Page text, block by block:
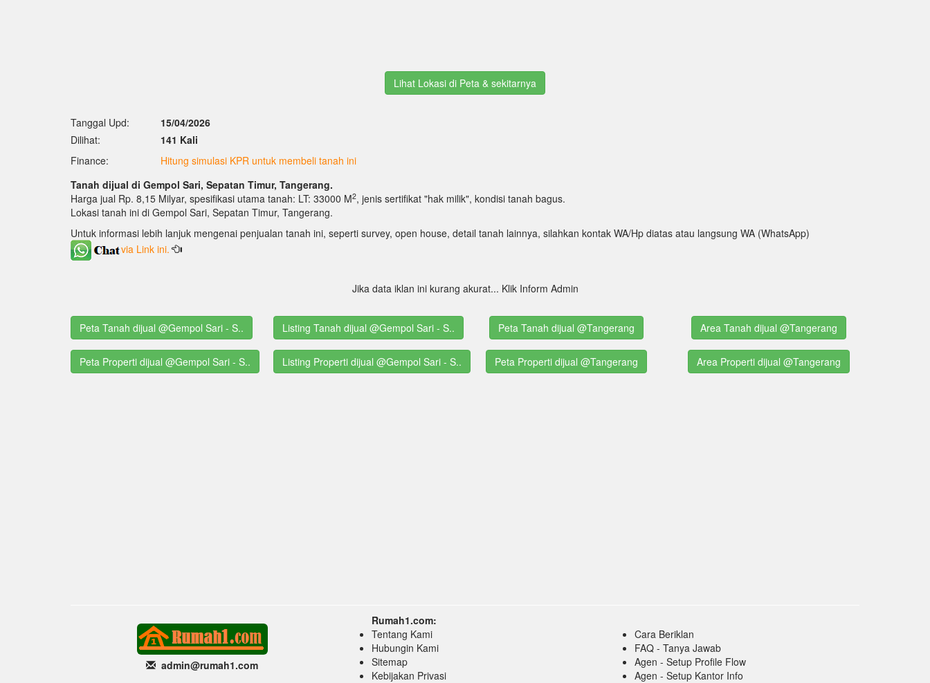
Lihat Lokasi di Peta & sekitarnya
Tanggal Upd:
15/04/2026
Dilihat:
141 Kali
Finance:
Hitung simulasi KPR untuk membeli tanah ini
Tanah dijual di Gempol Sari, Sepatan Timur, Tangerang.
Harga jual Rp. 8,15 Milyar, spesifikasi utama tanah: LT: 33000 M2, jenis sertifikat "hak milik", kondisi tanah bagus.
Lokasi tanah ini di Gempol Sari, Sepatan Timur, Tangerang.
Untuk informasi lebih lanjuk mengenai penjualan tanah ini, seperti survey, open house, detail tanah lainnya, silahkan kontak WA/Hp diatas atau langsung WA (WhatsApp)
via Link ini.
Jika data iklan ini kurang akurat... Klik Inform Admin
Peta Tanah dijual @Gempol Sari - S.. Listing Tanah dijual @Gempol Sari - S.. Peta Tanah dijual @Tangerang Area Tanah dijual @Tangerang
Peta Properti dijual @Gempol Sari - S.. Listing Properti dijual @Gempol Sari - S.. Peta Properti dijual @Tangerang Area Properti dijual @Tangerang
admin@rumah1.com
Rumah1.com:
Tentang Kami
Hubungin Kami
Sitemap
Kebijakan Privasi
Cara Beriklan
FAQ - Tanya Jawab
Agen - Setup Profile Flow
Agen - Setup Kantor Info